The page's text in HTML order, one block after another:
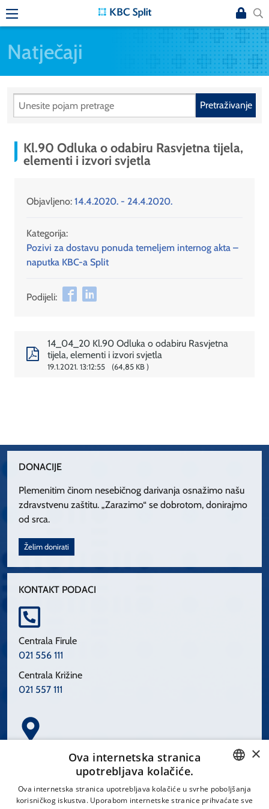
Natječaji
Pretraživanje
Kl.90 Odluka o odabiru Rasvjetna tijela,
elementi i izvori svjetla
Objavljeno: 14.4.2020. - 24.4.2020.
Kategorija:
Pozivi za dostavu ponuda temeljem internog akta –
naputka KBC-a Split
Podijeli:
14_04_20 Kl.90 Odluka o odabiru Rasvjetna
tijela, elementi i izvori svjetla
19.1.2021. 13:12:55 64,85 KB
DONACIJE
Plemenitim činom nesebičnog darivanja osnažimo našu
zdravstvenu zaštitu. „Zarazimo“ se dobrotom, donirajmo
od srca.
Želim donirati
KONTAKT PODACI
Centrala Firule
021 556 111
Centrala Križine
021 557 111
Spinčićeva 1, 21000 Split
CROATIAN
×
Ova internetska stranica
upotrebljava kolačiće.
Ova internetska stranica upotrebljava kolačiće u svrhe poboljšanja
korisničkog iskustva. Uporabom internetske stranice prihvaćate sve